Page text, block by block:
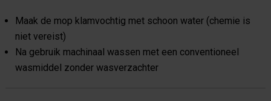
Maak de mop klamvochtig met schoon water (chemie is
niet vereist)
Na gebruik machinaal wassen met een conventioneel
wasmiddel zonder wasverzachter